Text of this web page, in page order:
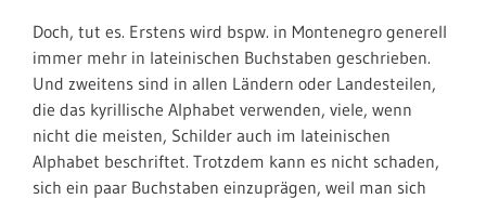
Doch, tut es. Erstens wird bspw. in Montenegro generell
immer mehr in lateinischen Buchstaben geschrieben.
Und zweitens sind in allen Ländern oder Landesteilen,
die das kyrillische Alphabet verwenden, viele, wenn
nicht die meisten, Schilder auch im lateinischen
Alphabet beschriftet. Trotzdem kann es nicht schaden,
sich ein paar Buchstaben einzuprägen, weil man sich